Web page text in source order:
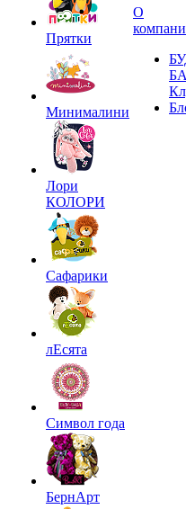
Прятки
Минималини
Лори
КОЛОРИ
Сафарики
лЕсята
Символ года
БернАрт
О